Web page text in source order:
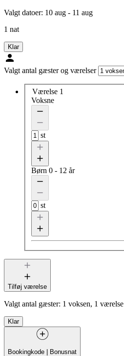
Valgt datoer: 10 aug - 11 aug
1 nat
Klar
Valgt antal gæster og værelser
Værelse 1
Voksne
st
Børn 0 - 12 år
st
Tilføj værelse
Valgt antal gæster: 1 voksen, 1 værelse
Klar
Bookingkode | Bonusnat